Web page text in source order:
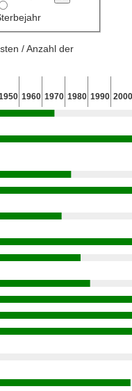
/ Anzahl der
1960 1970 1980 1990 2000